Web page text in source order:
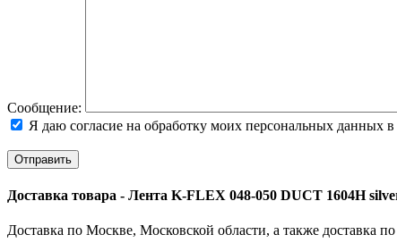
Cообщение:
Я даю согласие на обработку моих персональных данных в
Доставка товара - Лента K-FLEX 048-050 DUCT 1604H
Доставка по Москве, Московской области, а также доставка